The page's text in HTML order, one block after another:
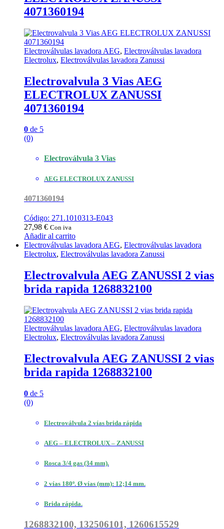
4071360194
Electroválvulas lavadora AEG, Electroválvulas lavadora
Electrolux, Electroválvulas lavadora Zanussi
Electrovalvula 3 Vias AEG
ELECTROLUX ZANUSSI
4071360194
0 de 5
(0)
Electroválvula 3 Vias
AEG ELECTROLUX ZANUSSI
4071360194
Código: 271.1010313-E043
27,98 € Con iva
Añadir al carrito
Electroválvulas lavadora AEG, Electroválvulas lavadora
Electrolux, Electroválvulas lavadora Zanussi
Electrovalvula AEG ZANUSSI 2 vias
brida rapida 1268832100
Electroválvulas lavadora AEG, Electroválvulas lavadora
Electrolux, Electroválvulas lavadora Zanussi
Electrovalvula AEG ZANUSSI 2 vias
brida rapida 1268832100
0 de 5
(0)
Electroválvula 2 vías brida rápida
AEG – ELECTROLUX – ZANUSSI
Rosca 3/4 gas (34 mm).
2 vías 180º. Ø vías (mm): 12;14 mm.
Brida rápida.
1268832100, 132506101, 1260615529